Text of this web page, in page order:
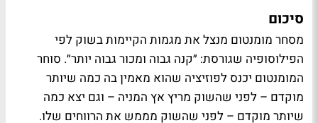
סיכום
מסחר מומנטום מנצל את מגמות הקיימות בשוק לפי
הפילוסופיה שגורסת: ״קנה גבוה ומכור גבוה יותר״. סוחר
המומנטום יכנס לפוזיציה שהוא מאמין בה כמה שיותר
מוקדם – לפני שהשוק מריץ אץ המניה – וגם יצא כמה
שיותר מוקדם – לפני שהשוק מממש את הרווחים שלו.